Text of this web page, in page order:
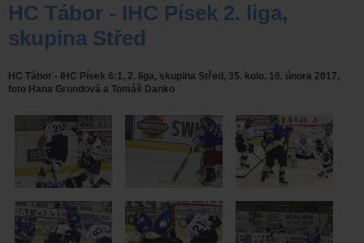
HC Tábor - IHC Písek 2. liga,
skupina Střed
HC Tábor - IHC Písek 6:1, 2. liga, skupina Střed, 35. kolo, 18. února 2017,
foto Hana Grundová a Tomáš Danko